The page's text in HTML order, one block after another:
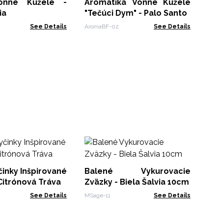
Kužele -
See Details
Aromatika Vonné Kužele
"Tečúci Dym" - Palo Santo
AromaBF-02 See Details
Tráva
See Details
Balené Vykurovacie
Zväzky - Biela Šalvia 10cm
MSage-11 See Details